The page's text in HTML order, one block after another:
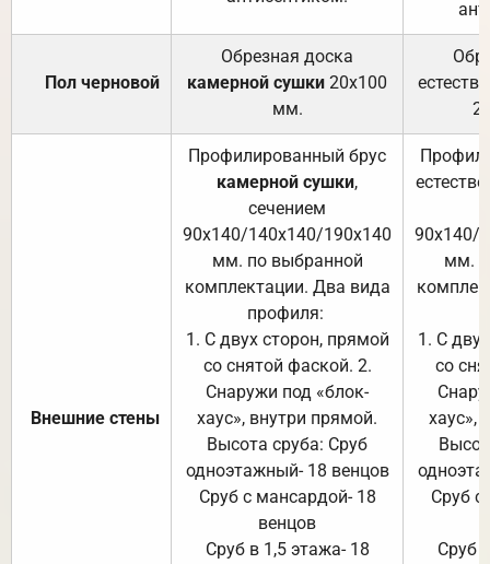
Пол черновой
Обрезная доска
камерной сушки 20х100
мм.
Внешние стены
Профилированный брус
камерной сушки,
сечением
90х140/140х140/190х140
мм. по выбранной
комплектации. Два вида
профиля:
1. С двух сторон, прямой
со снятой фаской. 2.
Снаружи под «блок-
хаус», внутри прямой.
Высота сруба: Сруб
одноэтажный- 18 венцов
Сруб с мансардой- 18
венцов
Сруб в 1,5 этажа- 18
90х140/
мм.
1. С
со
хаус»,
Сруб с
Сруб